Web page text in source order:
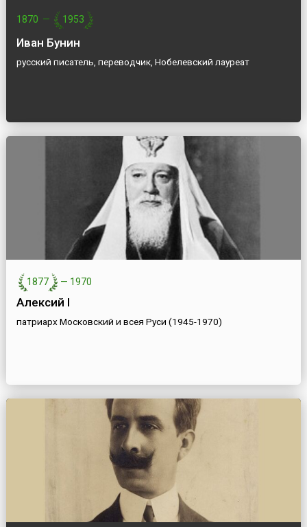
1870 — 1953
Иван Бунин
русский писатель, переводчик, Нобелевский лауреат
1877 — 1970
Алексий I
патриарх Московский и всея Руси (1945-1970)